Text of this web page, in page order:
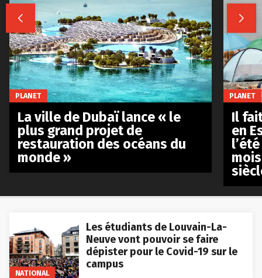
NATIONAL
Les étudiants de Louvain-La-
Neuve vont pouvoir se faire
dépister pour le Covid-19 sur le
campus
 
PLANET
La ville de Dubaï lance « le
plus grand projet de
restauration des océans du
monde »
PLANET
Il
en